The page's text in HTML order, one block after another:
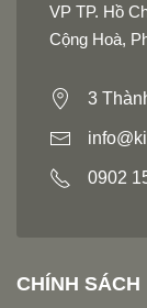
VP TP. Hồ
Cộng Hoà,
3
0902
CHÍNH SÁCH